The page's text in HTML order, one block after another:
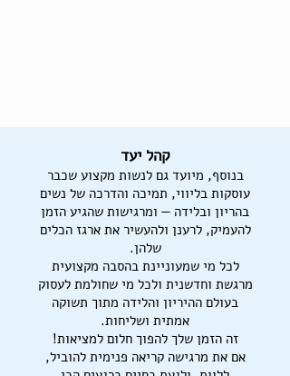
קהל יעד
בנוסף, מיועד גם לנשות מקצוע שכבר
עוסקות בליווי, תמיכה והדרכה של נשים
בהריון ובלידה — ומרגישות שהגיע הזמן
להעמיק, לרענן ולהעשיר את ארגז הכלים
שלהן.
לכל מי שמעוניינת בהסבה מקצועית
מרגשת וחדשנית ולכל מי שחולמת לעסוק
בעולם ההיריון והלידה מתוך תשוקה
אמתית ושליחות.
זה הזמן שלך להפוך חלום למציאות!
אם את מרגישה קריאה פנימית להוביל,